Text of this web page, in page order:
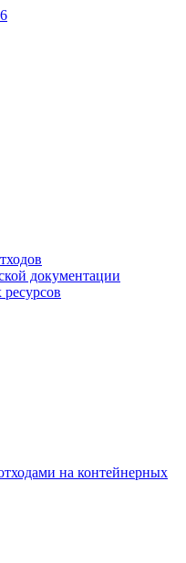
документации
на контейнерных